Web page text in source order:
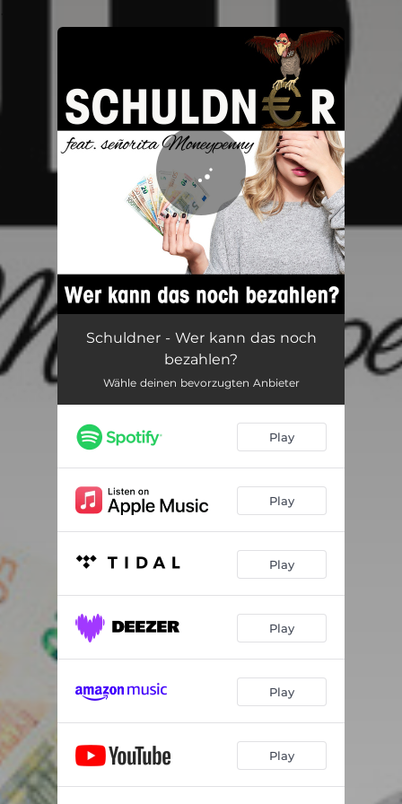
Schuldner - Wer kann das noch
bezahlen?
Wähle deinen bevorzugten Anbieter
Play
Play
Play
Play
Play
Play